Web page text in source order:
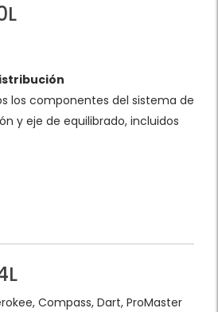
los componentes del sistema de
y eje de equilibrado, incluidos
Compass, Dart, ProMaster